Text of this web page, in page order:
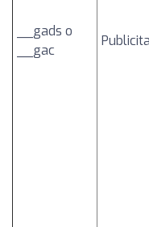
__gads o
__gac